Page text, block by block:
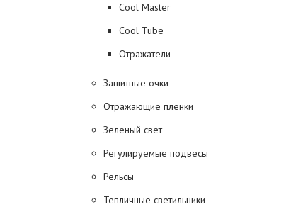
Cool Master
Cool Tube
Отражатели
Защитные очки
Отражающие пленки
Зеленый свет
Регулируемые подвесы
Рельсы
Тепличные светильники